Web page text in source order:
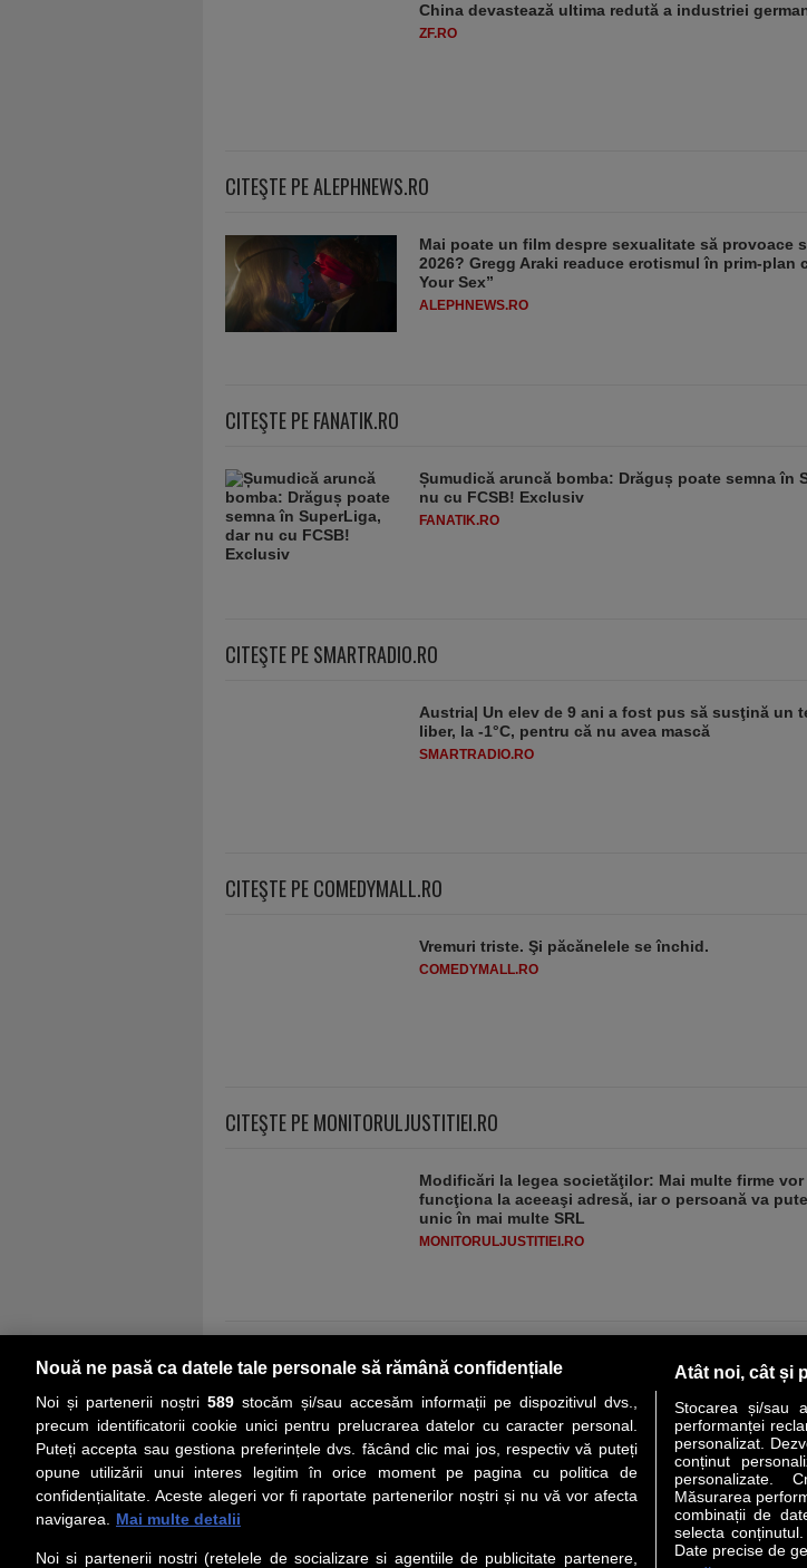
China devastează ultima redută a industriei
ZF.RO
CITEŞTE PE ALEPHNEWS.RO
Mai poate un film despre sexualitate să provoace
2026? Gregg Araki readuce erotismul în prim-plan
Your Sex”
ALEPHNEWS.RO
CITEŞTE PE FANATIK.RO
Șumudică aruncă bomba: Drăguș poate semna în
nu cu FCSB! Exclusiv
FANATIK.RO
CITEŞTE PE SMARTRADIO.RO
Austria| Un elev de 9 ani a fost pus să susţină un
liber, la -1°C, pentru că nu avea mască
SMARTRADIO.RO
CITEŞTE PE COMEDYMALL.RO
Vremuri triste. Şi păcănelele se închid.
COMEDYMALL.RO
CITEŞTE PE MONITORULJUSTITIEI.RO
Modificări la legea societăţilor: Mai multe firme
funcţiona la aceeaşi adresă, iar o persoană va
unic în mai multe SRL
MONITORULJUSTITIEI.RO
PRIMA PAGINĂ COVER STORY LIDERI ANALIZE HI-
Social
Nouă ne pasă ca datele tale personale să rămână confidențiale
Noi și partenerii noștri 589stocăm și/sau accesăm informații pe dispozitivul dvs.,
precum identificatorii cookie unici pentru prelucrarea datelor cu caracter personal.
Puteți accepta sau gestiona preferințele dvs. făcând clic mai jos, respectiv vă puteți
opune utilizării unui interes legitim în orice moment pe pagina cu politica de
confidențialitate. Aceste alegeri vor fi raportate partenerilor noștri și nu vă vor afecta
navigarea.
Mai multe detalii
Noi si partenerii nostri (retelele de socializare si agentiile de publicitate partenere,
Atât noi, cât și
Stocarea și/sau
performanței
personalizat.
conținut
personalizate.
Măsurarea
combinații de
selecta
Date precise de